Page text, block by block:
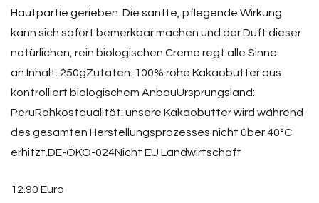
Hautpartie gerieben. Die sanfte, pflegende Wirkung
kann sich sofort bemerkbar machen und der Duft dieser
natürlichen, rein biologischen Creme regt alle Sinne
an.Inhalt: 250gZutaten: 100% rohe Kakaobutter aus
kontrolliert biologischem AnbauUrsprungsland:
PeruRohkostqualität: unsere Kakaobutter wird während
des gesamten Herstellungsprozesses nicht über 40°C
erhitzt.DE-ÖKO-024Nicht EU Landwirtschaft
12.90 Euro